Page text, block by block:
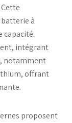
Cette
à
capacité.
intégrant
, notamment
, offrant
proposent